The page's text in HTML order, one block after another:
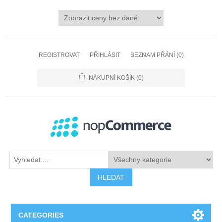
REGISTROVAT PŘIHLÁSIT SEZNAM PŘÁNÍ (0)
NÁKUPNÍ KOŠÍK (0)
HLEDAT
CATEGORIES